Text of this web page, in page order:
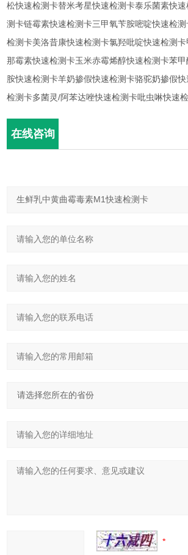
松快速检测卡替米考星快速检测卡泰乐菌素快
测卡链霉素快速检测卡三甲氧苄胺嘧啶快速检
检测卡美洛昔康快速检测卡氯羟吡啶快速检测
那霉素快速检测卡玉米赤霉烯醇快速检测卡苯
胺快速检测卡羊奶掺假快速检测卡骆驼奶掺假
检测卡多菌灵/阿苯达唑快速检测卡吡虫啉快速
在线咨询